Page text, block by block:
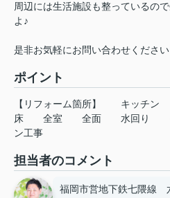
周辺には生活施設も整っているの
よ♪
是非お気軽にお問い合わせください
ポイント
【リフォーム箇所】 キッチン
床
全室 全面 水回り
ン工事
担当者のコメント
福岡市営地下鉄七隈線